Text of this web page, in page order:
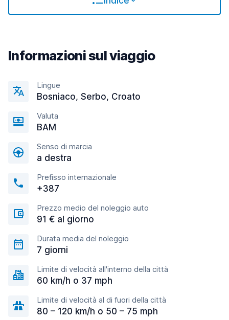
Informazioni sul viaggio
Lingue
Bosniaco, Serbo, Croato
Valuta
BAM
Senso di marcia
a destra
Prefisso internazionale
+387
Prezzo medio del noleggio auto
91 € al giorno
Durata media del noleggio
7 giorni
Limite di velocità all'interno della città
60 km/h o 37 mph
Limite di velocità al di fuori della città
80 – 120 km/h o 50 – 75 mph